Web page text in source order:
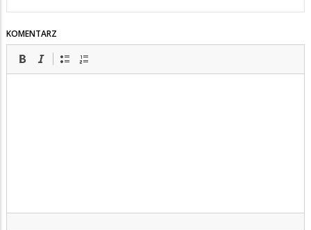
KOMENTARZ